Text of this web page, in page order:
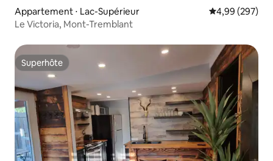
Appartement ⋅ Lac-Supérieur Évaluation
4,99 (297)
Le Victoria, Mont-Tremblant
Superhôte
Superhôte